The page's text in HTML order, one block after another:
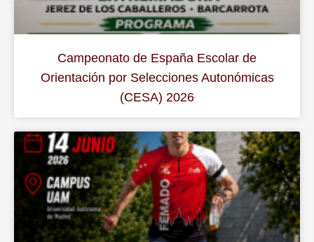
Campeonato de España Escolar de
Orientación por Selecciones Autonómicas
(CESA) 2026